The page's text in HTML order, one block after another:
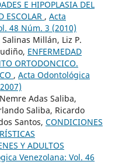
E HIPOPLASIA DEL
ESCOLAR , Acta
48 Núm. 3 (2010)
Millán, Liz P.
ENFERMEDAD
ORTODONCICO.
, Acta Odontológica
Adas Saliba,
Saliba, Ricardo
Santos, CONDICIONES
Y ADULTOS
Venezolana: Vol. 46